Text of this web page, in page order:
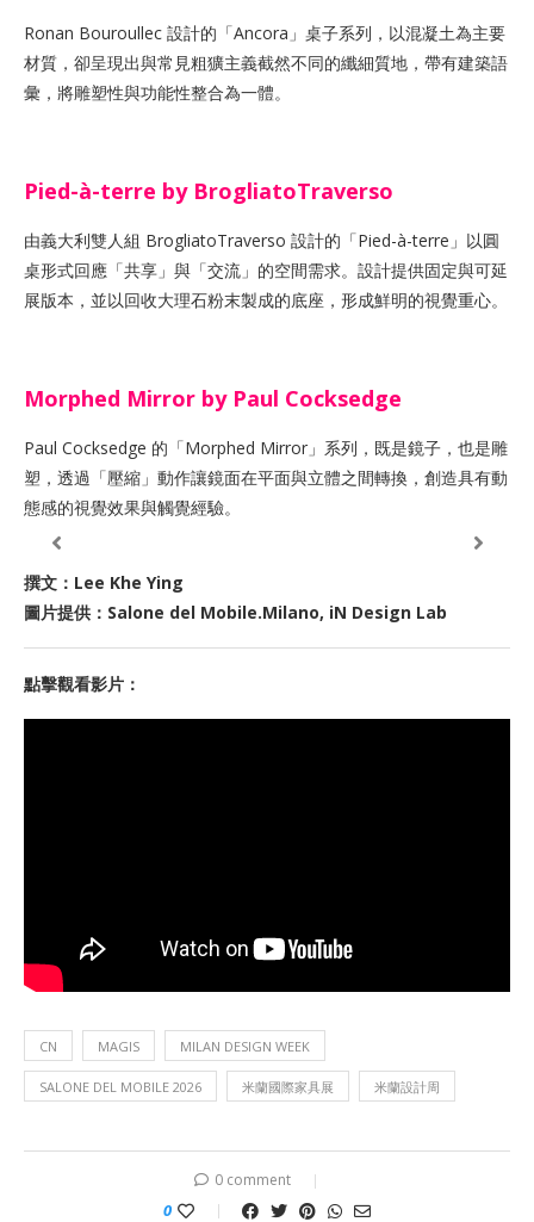
Ronan Bouroullec 設計的「Ancora」桌子系列，以混凝土為主要
材質，卻呈現出與常見粗獷主義截然不同的纖細質地，帶有建築語
彙，將雕塑性與功能性整合為一體。
Pied-à-terre by BrogliatoTraverso
由義大利雙人組 BrogliatoTraverso 設計的「Pied-à-terre」以圓
桌形式回應「共享」與「交流」的空間需求。設計提供固定與可延
展版本，並以回收大理石粉末製成的底座，形成鮮明的視覺重心。
Morphed Mirror by Paul Cocksedge
Paul Cocksedge 的「Morphed Mirror」系列，既是鏡子，也是雕
塑，透過「壓縮」動作讓鏡面在平面與立體之間轉換，創造具有動
態感的視覺效果與觸覺經驗。
撰文：Lee Khe Ying
圖片提供：Salone del Mobile.Milano, iN Design Lab
點擊觀看影片：
CN MAGIS MILAN DESIGN WEEK
SALONE DEL MOBILE 2026 米蘭國際家具展 米蘭設計周
0 comment
0